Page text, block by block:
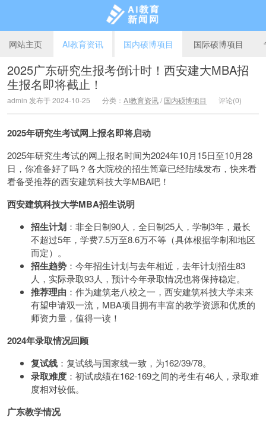
网站主页 AI教育资讯 国内硕博项目 国际硕博项目
2025广东研究生报考倒计时！西安建大MBA招
生报名即将截止！
admin 发布于 2024-10-25 分类： AI教育资讯/ 国内硕博项目 评论(0)
2025年研究生考试网上报名即将启动
2025年研究生考试的网上报名时间为2024年10月15日至10月28
日，你准备好了吗？各大院校的招生简章已经陆续发布，快来看
看备受推荐的西安建筑科技大学MBA吧！
西安建筑科技大学MBA招生说明
招生计划 ：非全日制90人，全日制25人，学制3年，最长
不超过5年，学费7.5万至8.6万不等（具体根据学制和地区
而定）。
招生趋势 ：今年招生计划与去年相近，去年计划招生83
人，实际录取93人，预计今年录取情况也将保持稳定。
推荐理由 ：作为建筑老八校之一，西安建筑科技大学未来
有望申请双一流，MBA项目拥有丰富的教学资源和优质的
师资力量，值得一读！
2024年录取情况回顾
复试线 ：复试线与国家线一致，为162/39/78。
录取难度 ：初试成绩在162-169之间的考生有46人，录取难
度相对较低。
广东教学情况